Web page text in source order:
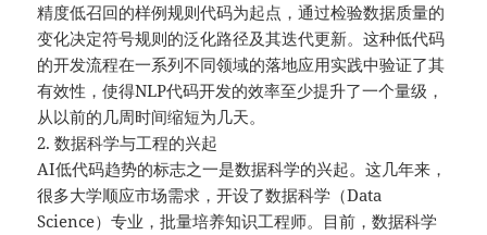
精度低召回的样例规则代码为起点，通过检验数据质量的
变化决定符号规则的泛化路径及其迭代更新。这种低代码
的开发流程在一系列不同领域的落地应用实践中验证了其
有效性，使得NLP代码开发的效率至少提升了一个量级，
从以前的几周时间缩短为几天。
2. 数据科学与工程的兴起
AI低代码趋势的标志之一是数据科学的兴起。这几年来，
很多大学顺应市场需求，开设了数据科学（Data
Science）专业，批量培养知识工程师。目前，数据科学